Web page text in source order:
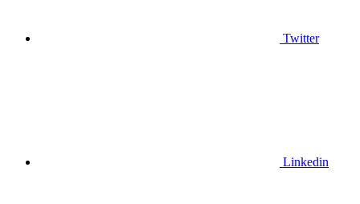
Twitter
Linkedin